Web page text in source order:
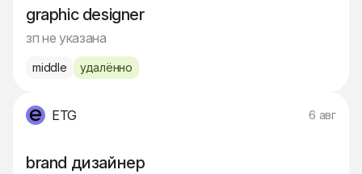
graphic designer
зп не указана
middle удалённо
ETG 6 авг
brand дизайнер